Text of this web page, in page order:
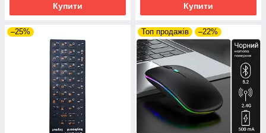
Купити Купити
–25% Топ продажів –22%